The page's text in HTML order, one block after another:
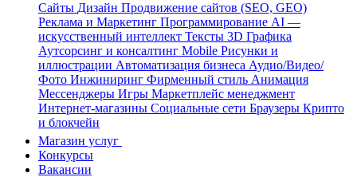
Сайты Дизайн Продвижение сайтов (SEO, GEO)
Реклама и Маркетинг Программирование AI —
искусственный интеллект Тексты 3D Графика
Аутсорсинг и консалтинг Mobile Рисунки и
иллюстрации Автоматизация бизнеса Аудио/Видео/
Фото Инжиниринг Фирменный стиль Анимация
Мессенджеры Игры Маркетплейс менеджмент
Интернет-магазины Социальные сети Браузеры Крипто
и блокчейн
Магазин услуг
Конкурсы
Вакансии